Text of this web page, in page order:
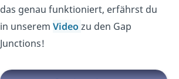
das genau funktioniert, erfährst du
in unseremVideozu den Gap
Junctions!